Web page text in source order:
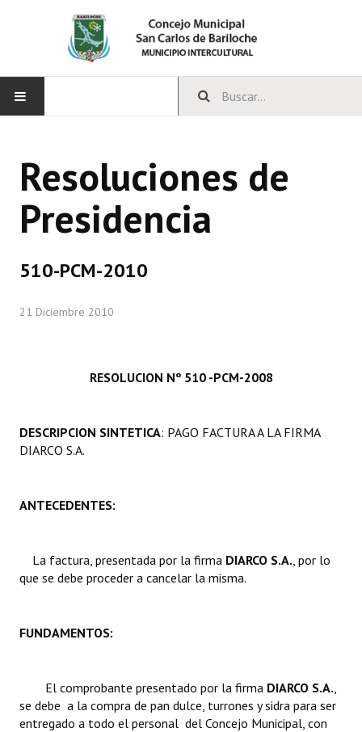
CONCEJO
Bloques Políticos
Comisiones Permanentes
Comisiones Especiales
Constitución Nacional
Digesto
Informes de Gestión
Proyectos Presentados
Resoluciones de
Presidencia
510-PCM-2010
21 Diciembre 2010
RESOLUCION Nº 510 -PCM-2008
DESCRIPCION SINTETICA: PAGO FACTURA A LA FIRMA
DIARCO S.A.
ANTECEDENTES:
La factura, presentada por la firma  DIARCO S.A., por lo
que se debe proceder a cancelar la misma.
FUNDAMENTOS:
El comprobante presentado por la firma  DIARCO S.A.,
se debe a la compra de pan dulce, turrones y sidra para ser
entregado a todo el personal del Concejo Municipal, con